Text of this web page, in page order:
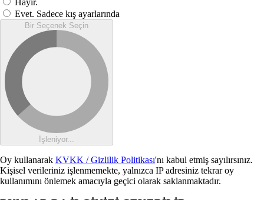
Evet. Sadece kış ayarlarında
Bir Seçenek Seçin
İşleniyor...
Oy kullanarak KVKK / Gizlilik Politikası'nı kabul etmiş sayılırsınız.
Kişisel verileriniz işlenmemekte, yalnızca IP adresiniz tekrar oy
kullanımını önlemek amacıyla geçici olarak saklanmaktadır.